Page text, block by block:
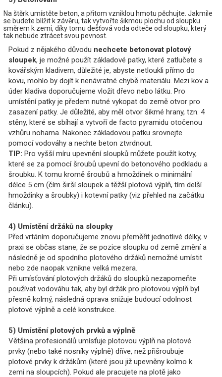
Na štěrk umístěte beton, a přitom vzniklou hmotu pěchujte. Jakmile
se budete blížit k závěru, tak vytvořte šikmou plochu od sloupku
směrem k zemi, díky tomu dešťová voda odteče od sloupku, který
tak nebude ztrácet svou pevnost.
Pokud z nějakého důvodu nechcete betonovat plotový
sloupek, je možné použít základové patky, které zatlučete s
kovářským kladivem, důležité je, abyste netloukli přímo do
kovu, mohlo by dojít k nenávratné chybě materiálu. Mezi kov a
úder kladiva doporučujeme vložit dřevo nebo látku. Pro
umístění patky je předem nutné vykopat do země otvor pro
zasazení patky. Je důležité, aby měl otvor šikmé hrany, tzn. 4
stěny, které se sbíhají a vytvoří de facto pyramidu otočenou
vzhůru nohama. Nakonec základovou patku srovnejte
pomocí vodováhy a nechte beton ztvrdnout.
TIP: Pro vyšší míru upevnění sloupků můžete použít kotvy,
které se za pomocí šroubů upevní do betonového podkladu a
šroubku. K tomu kromě šroubů a hmoždinek o minimální
délce 5 cm (čím širší sloupek a těžší plotová výplň, tím delší
hmoždinky a šroubky) i kotevní patky (viz přehled na začátku
článku).
4) Umístění držáků na sloupky
Před vrtáním doporučujeme znovu přeměřit jednotlivé délky, v
praxi se občas stane, že se pozice sloupku od země změní a
následně je od spodního plotového držáků nemožné umístit
nebo zde naopak vznikne velká mezera.
Při umísťování plotových držáků do sloupků nezapomeňte
používat vodováhu tak, aby byl držák pro plotovou výplň byl
přesně kolmý, následná oprava snižuje budoucí odolnost
plotové výplně a celé konstrukce.
5) Umístění plotových prvků a výplně
Většina profesionálů umísťuje plotovou výplň na plotové
prvky (nebo také nosníky výplně) dříve, než přišroubuje
plotové prvky k držákům (které jsou již upevněny kolmo k
zemi na sloupcích). Pokud ale pracujete na plotě jako